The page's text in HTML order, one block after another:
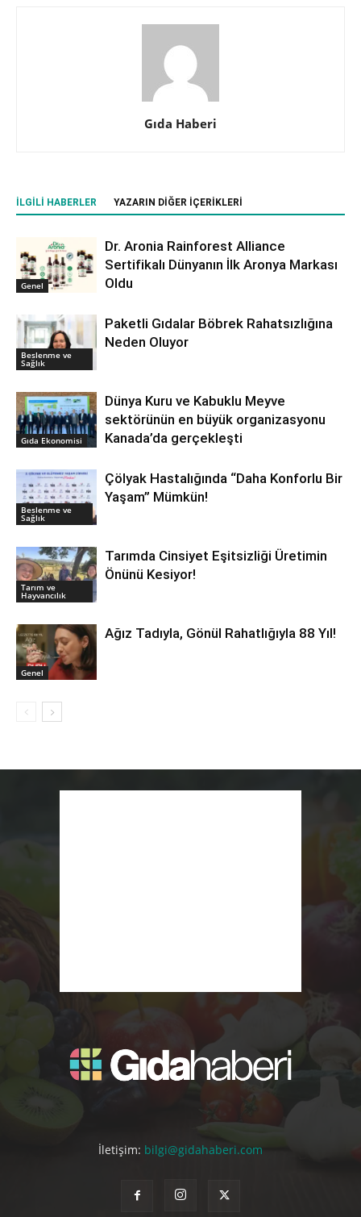
Gıda Haberi
İLGILI HABERLER YAZARIN DIĞER İÇERIKLERI
Genel
Dr. Aronia Rainforest Alliance
Sertifikalı Dünyanın İlk Aronya Markası
Oldu
Beslenme ve
Sağlık
Paketli Gıdalar Böbrek Rahatsızlığına
Neden Oluyor
Gıda Ekonomisi
Dünya Kuru ve Kabuklu Meyve
sektörünün en büyük organizasyonu
Kanada’da gerçekleşti
Beslenme ve
Sağlık
Çölyak Hastalığında “Daha Konforlu Bir
Yaşam” Mümkün!
Tarım ve
Hayvancılık
Tarımda Cinsiyet Eşitsizliği Üretimin
Önünü Kesiyor!
Genel
Ağız Tadıyla, Gönül Rahatlığıyla 88 Yıl!
İletişim: bilgi@gidahaberi.com